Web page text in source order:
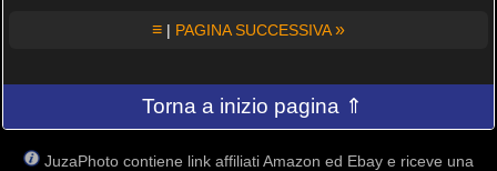
≡ | PAGINA SUCCESSIVA»
Torna a inizio pagina ⇑
JuzaPhoto contiene link affiliati Amazon ed Ebay e riceve una